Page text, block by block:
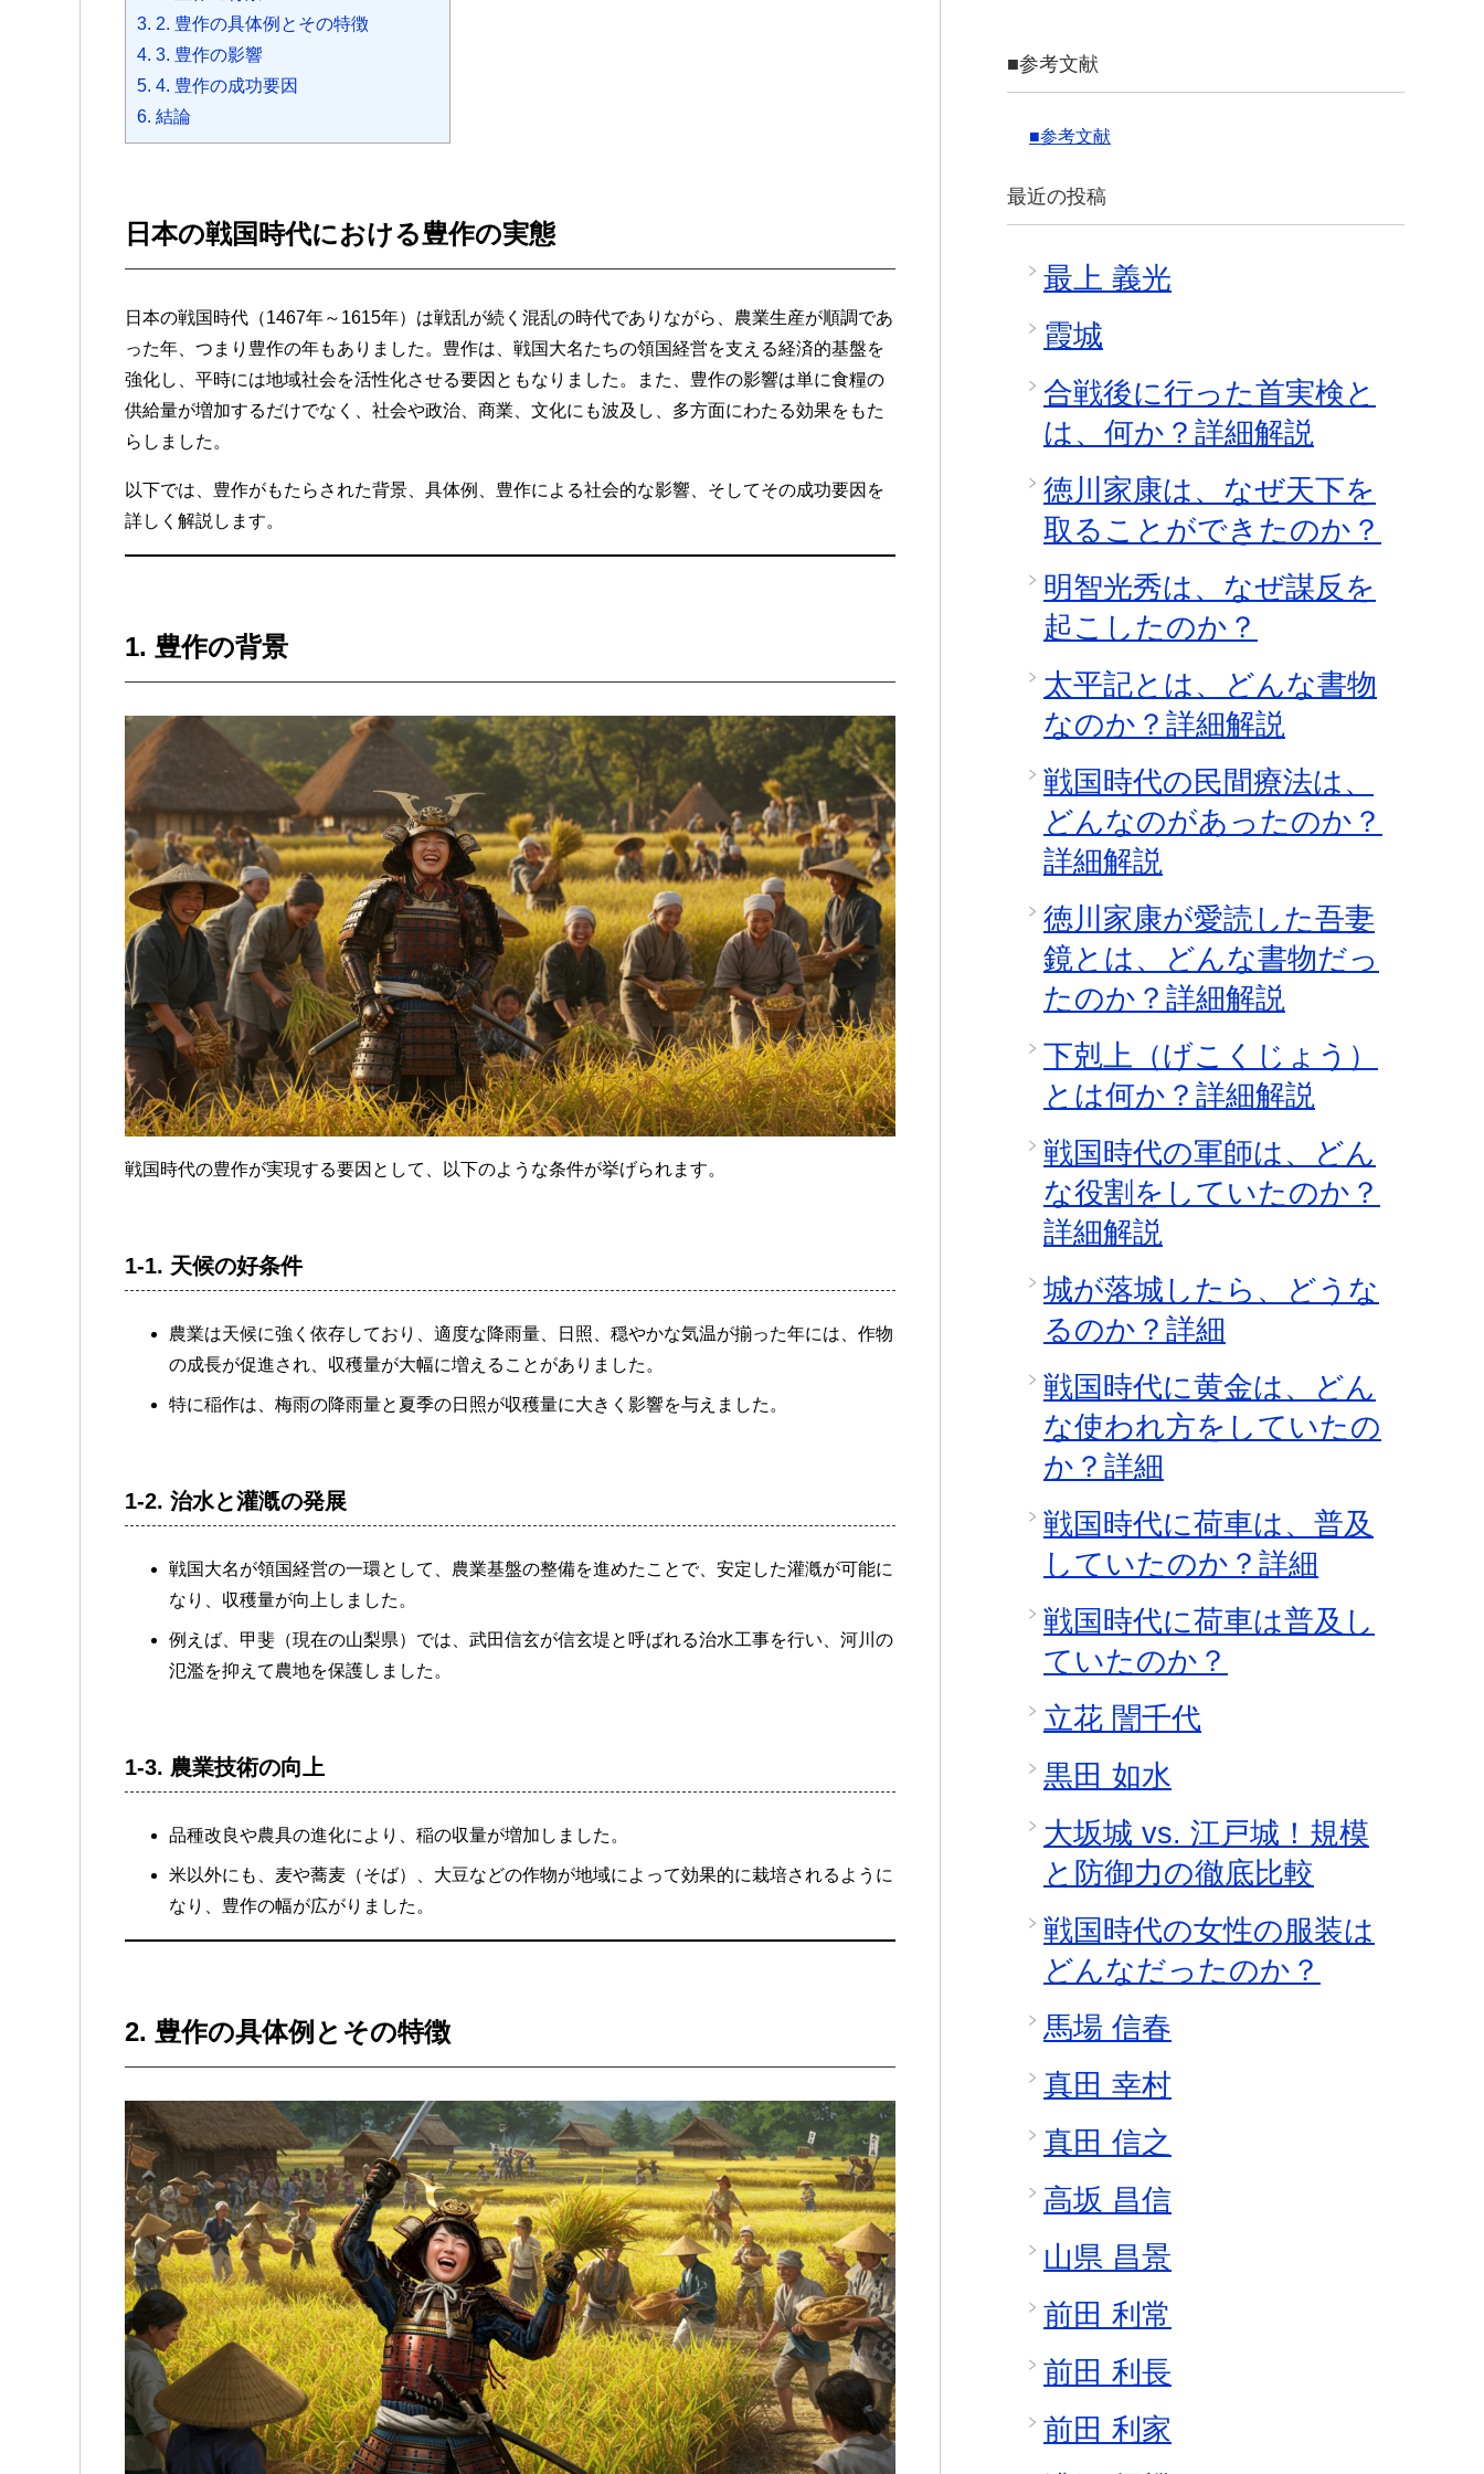
3. 2. 豊作の具体例とその特徴
4. 3. 豊作の影響
5. 4. 豊作の成功要因
6. 結論
日本の戦国時代における豊作の実態
日本の戦国時代（1467年～1615年）は戦乱が続く混乱の時代でありながら、農業生産が順調であ
った年、つまり豊作の年もありました。豊作は、戦国大名たちの領国経営を支える経済的基盤を
強化し、平時には地域社会を活性化させる要因ともなりました。また、豊作の影響は単に食糧の
供給量が増加するだけでなく、社会や政治、商業、文化にも波及し、多方面にわたる効果をもた
らしました。
以下では、豊作がもたらされた背景、具体例、豊作による社会的な影響、そしてその成功要因を
詳しく解説します。
1. 豊作の背景
戦国時代の豊作が実現する要因として、以下のような条件が挙げられます。
1-1. 天候の好条件
農業は天候に強く依存しており、適度な降雨量、日照、穏やかな気温が揃った年には、作物
の成長が促進され、収穫量が大幅に増えることがありました。
特に稲作は、梅雨の降雨量と夏季の日照が収穫量に大きく影響を与えました。
1-2. 治水と灌漑の発展
戦国大名が領国経営の一環として、農業基盤の整備を進めたことで、安定した灌漑が可能に
なり、収穫量が向上しました。
例えば、甲斐（現在の山梨県）では、武田信玄が信玄堤と呼ばれる治水工事を行い、河川の
氾濫を抑えて農地を保護しました。
1-3. 農業技術の向上
品種改良や農具の進化により、稲の収量が増加しました。
米以外にも、麦や蕎麦（そば）、大豆などの作物が地域によって効果的に栽培されるように
なり、豊作の幅が広がりました。
2. 豊作の具体例とその特徴
■参考文献
■参考文献
最近の投稿
最上 義光
霞城
合戦後に行った首実検と
は、何か？詳細解説
徳川家康は、なぜ天下を
取ることができたのか？
明智光秀は、なぜ謀反を
起こしたのか？
太平記とは、どんな書物
なのか？詳細解説
戦国時代の民間療法は、
どんなのがあったのか？
詳細解説
徳川家康が愛読した吾妻
鏡とは、どんな書物だっ
たのか？詳細解説
下剋上（げこくじょう）
とは何か？詳細解説
戦国時代の軍師は、どん
な役割をしていたのか？
詳細解説
城が落城したら、どうな
るのか？詳細
戦国時代に黄金は、どん
な使われ方をしていたの
か？詳細
戦国時代に荷車は、普及
していたのか？詳細
戦国時代に荷車は普及し
ていたのか？
立花 誾千代
黒田 如水
大坂城 vs. 江戸城！規模
と防御力の徹底比較
戦国時代の女性の服装は
どんなだったのか？
馬場 信春
真田 幸村
真田 信之
高坂 昌信
山県 昌景
前田 利常
前田 利長
前田 利家